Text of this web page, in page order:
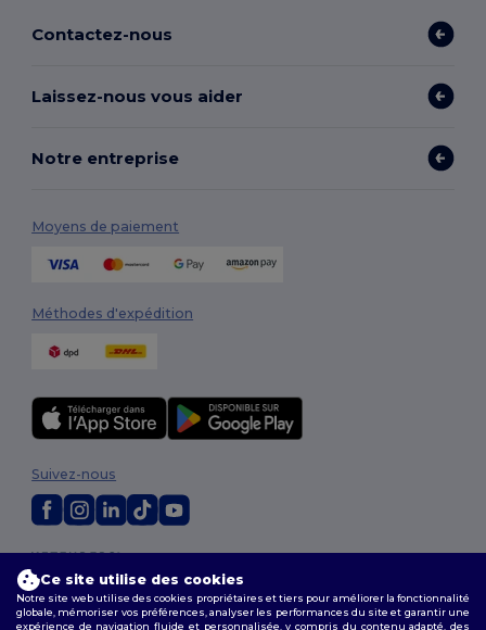
Contactez-nous
Laissez-nous vous aider
Notre entreprise
Moyens de paiement
Méthodes d'expédition
2026. Tous droits réservés
Conditions Générales |Politique de personnalisation
Confidentialité|Politique de Cookies|Plan du Site
Suivez-nous
Ce site utilise des cookies
Notre site web utilise des cookies propriétaires et tiers pour améliorer la fonctionnalité
globale, mémoriser vos préférences, analyser les performances du site et garantir une
expérience de navigation fluide et personnalisée, y compris du contenu adapté, des